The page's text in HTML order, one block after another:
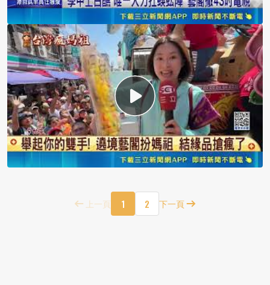
上一頁 1 2 下一頁